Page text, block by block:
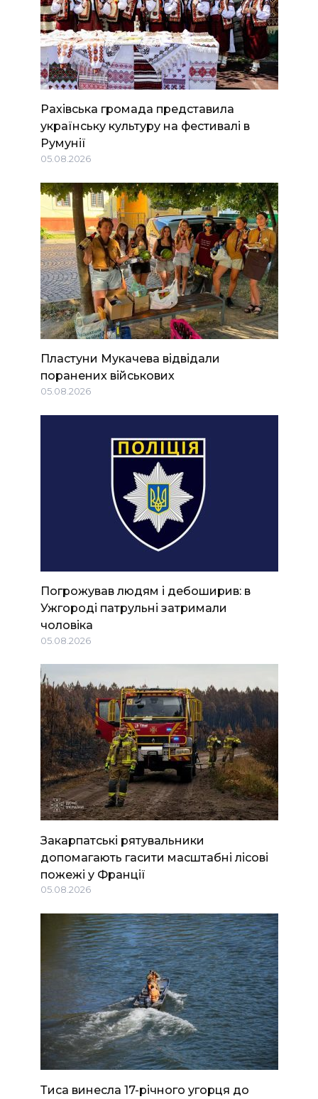
Рахівська громада представила
українську культуру на фестивалі в
Румунії
05.08.2026
Пластуни Мукачева відвідали
поранених військових
05.08.2026
Погрожував людям і дебоширив: в
Ужгороді патрульні затримали
чоловіка
05.08.2026
Закарпатські рятувальники
допомагають гасити масштабні лісові
пожежі у Франції
05.08.2026
Тиса винесла 17-річного угорця до